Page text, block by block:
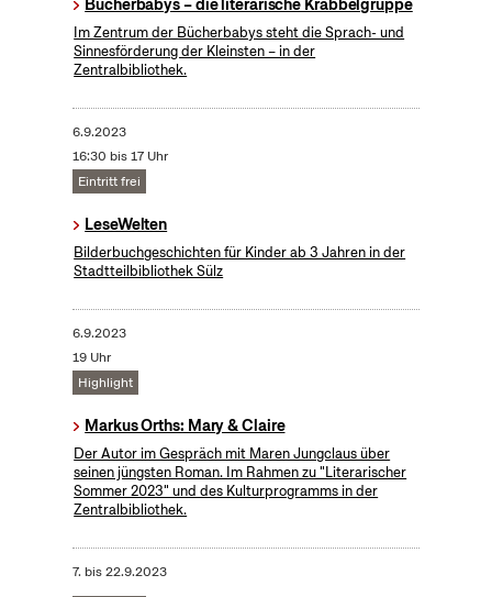
Bücherbabys – die literarische Krabbelgruppe
Im Zentrum der Bücherbabys steht die Sprach- und
Sinnesförderung der Kleinsten – in der
Zentralbibliothek.
6.9.2023
16:30 bis 17 Uhr
Eintritt frei
LeseWelten
Bilderbuchgeschichten für Kinder ab 3 Jahren in der
Stadtteilbibliothek Sülz
6.9.2023
19 Uhr
Highlight
Markus Orths: Mary & Claire
Der Autor im Gespräch mit Maren Jungclaus über
seinen jüngsten Roman. Im Rahmen zu "Literarischer
Sommer 2023" und des Kulturprogramms in der
Zentralbibliothek.
7. bis22.9.2023